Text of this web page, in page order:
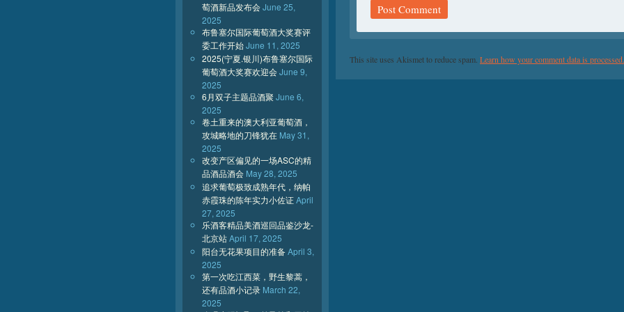
This site uses Akismet to reduce spam. Learn how your comment data is processed.
萄酒新品发布会June 25,
2025
布鲁塞尔国际葡萄酒大奖赛评
委工作开始June 11, 2025
2025(宁夏.银川)布鲁塞尔国际
葡萄酒大奖赛欢迎会June 9,
2025
6月双子主题品酒聚 June 6,
2025
卷土重来的澳大利亚葡萄酒，
攻城略地的刀锋犹在 May 31,
2025
改变产区偏见的一场ASC的精
品酒品酒会 May 28, 2025
追求葡萄极致成熟年代，纳帕
赤霞珠的陈年实力小佐证April
27, 2025
乐酒客精品美酒巡回品鉴沙龙-
北京站April 17, 2025
阳台无花果项目的准备April 3,
2025
第一次吃江西菜，野生黎蒿，
还有品酒小记录 March 22,
2025